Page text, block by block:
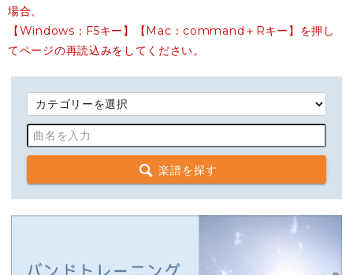
場合、
【Windows：F5キー】【Mac：command＋Rキー】を押し
てページの再読込みをしてください。
楽譜を探す